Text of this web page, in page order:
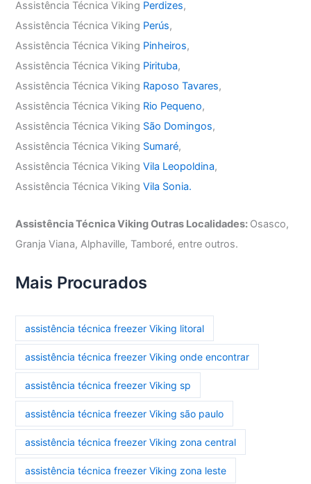
Assistência Técnica Viking Perdizes,
Assistência Técnica Viking Perús,
Assistência Técnica Viking Pinheiros,
Assistência Técnica Viking Pirituba,
Assistência Técnica Viking Raposo Tavares,
Assistência Técnica Viking Rio Pequeno,
Assistência Técnica Viking São Domingos,
Assistência Técnica Viking Sumaré,
Assistência Técnica VikingVila Leopoldina,
Assistência Técnica VikingVila Sonia.
Assistência Técnica Viking Outras Localidades: Osasco,
Granja Viana, Alphaville, Tamboré, entre outros.
Mais Procurados
assistência técnica freezer Viking litoral
assistência técnica freezer Viking onde encontrar
assistência técnica freezer Viking sp
assistência técnica freezer Viking são paulo
assistência técnica freezer Viking zona central
assistência técnica freezer Viking zona leste